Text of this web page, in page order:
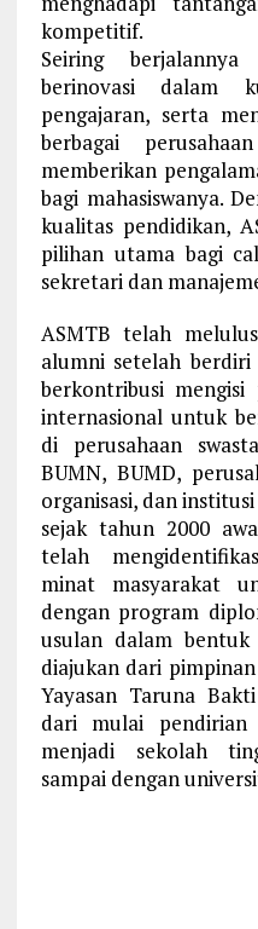
kompetitif.
Seiring
berinovasi dalam
pengajaran, serta
berbagai
memberikan
bagi mahasiswanya.
kualitas pendidikan,
pilihan utama bagi
sekretari dan
ASMTB telah
alumni setelah
berkontribusi
internasional untuk
di perusahaan
BUMN, BUMD,
organisasi, dan
sejak tahun 2000
telah
minat masyarakat
dengan program
usulan dalam bentuk
diajukan dari
Yayasan Taruna
dari mulai
menjadi sekolah
sampai dengan